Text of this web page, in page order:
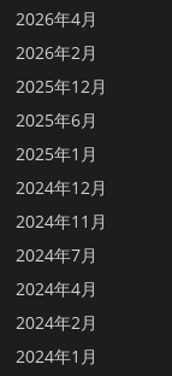
2026年4月
2026年2月
2025年12月
2025年6月
2025年1月
2024年12月
2024年11月
2024年7月
2024年4月
2024年2月
2024年1月